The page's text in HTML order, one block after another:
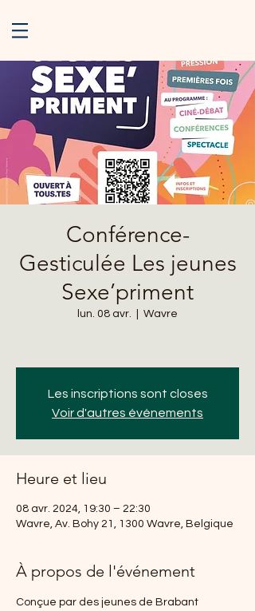
Conférence-
Gesticulée Les jeunes
Sexe’priment
lun. 08 avr. Wavre
Les inscriptions sont closes
Voir d'autres événements
Heure et lieu
08 avr. 2024, 19:30 – 22:30
Wavre, Av. Bohy 21, 1300 Wavre, Belgique
À propos de l'événement
Conçue par des jeunes de Brabant